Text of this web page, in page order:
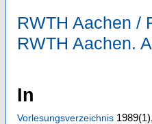
RWTH Aachen /
RWTH Aachen.
In
Vorlesungsverzeichnis 1989(1),